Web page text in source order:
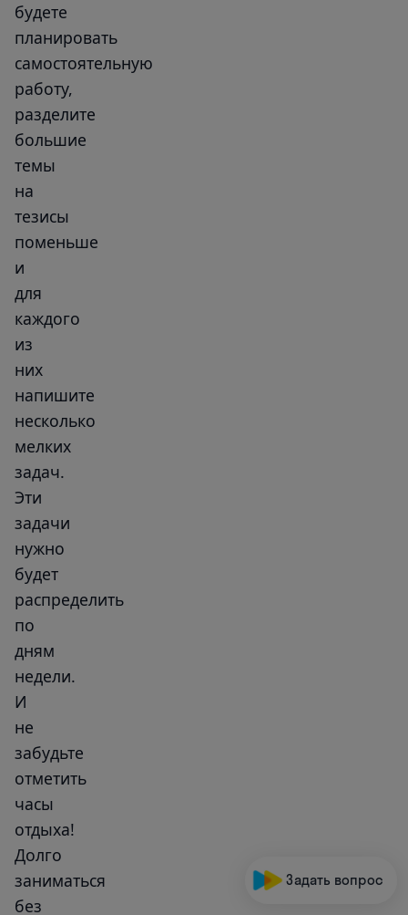
будете
планировать
самостоятельную
работу,
разделите
большие
темы
на
тезисы
поменьше
и
для
каждого
из
них
напишите
несколько
мелких
задач.
Эти
задачи
нужно
будет
распределить
по
дням
недели.
И
не
забудьте
отметить
часы
отдыха!
Долго
заниматься
без
Задать вопрос